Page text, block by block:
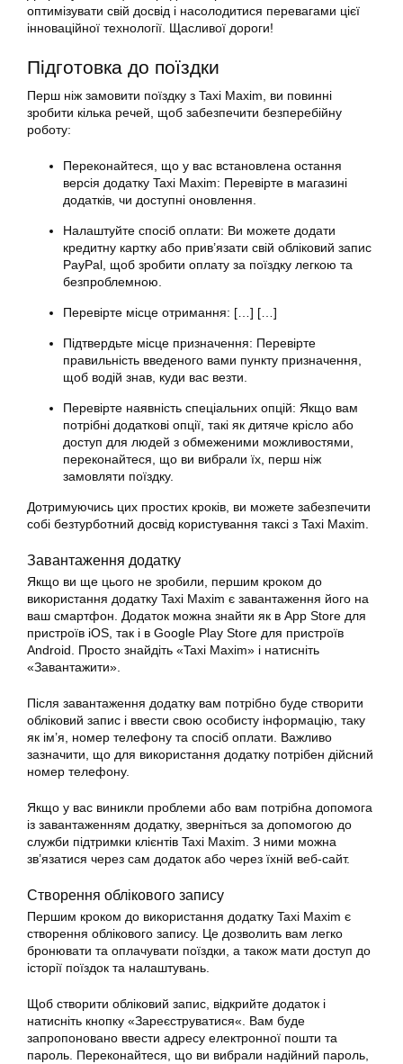
оптимізувати свій досвід і насолодитися перевагами цієї
інноваційної технології. Щасливої дороги!
Підготовка до поїздки
Перш ніж замовити поїздку з Taxi Maxim, ви повинні
зробити кілька речей, щоб забезпечити безперебійну
роботу:
Переконайтеся, що у вас встановлена остання
версія додатку Taxi Maxim: Перевірте в магазині
додатків, чи доступні оновлення.
Налаштуйте спосіб оплати: Ви можете додати
кредитну картку або прив’язати свій обліковий запис
PayPal, щоб зробити оплату за поїздку легкою та
безпроблемною.
Перевірте місце отримання: […] […]
Підтвердьте місце призначення: Перевірте
правильність введеного вами пункту призначення,
щоб водій знав, куди вас везти.
Перевірте наявність спеціальних опцій: Якщо вам
потрібні додаткові опції, такі як дитяче крісло або
доступ для людей з обмеженими можливостями,
переконайтеся, що ви вибрали їх, перш ніж
замовляти поїздку.
Дотримуючись цих простих кроків, ви можете забезпечити
собі безтурботний досвід користування таксі з Taxi Maxim.
Завантаження додатку
Якщо ви ще цього не зробили, першим кроком до
використання додатку Taxi Maxim є завантаження його на
ваш смартфон. Додаток можна знайти як в App Store для
пристроїв iOS, так і в Google Play Store для пристроїв
Android. Просто знайдіть «Taxi Maxim» і натисніть
«Завантажити».
Після завантаження додатку вам потрібно буде створити
обліковий запис і ввести свою особисту інформацію, таку
як ім’я, номер телефону та спосіб оплати. Важливо
зазначити, що для використання додатку потрібен дійсний
номер телефону.
Якщо у вас виникли проблеми або вам потрібна допомога
із завантаженням додатку, зверніться за допомогою до
служби підтримки клієнтів Taxi Maxim. З ними можна
зв’язатися через сам додаток або через їхній веб-сайт.
Створення облікового запису
Першим кроком до використання додатку Taxi Maxim є
створення облікового запису. Це дозволить вам легко
бронювати та оплачувати поїздки, а також мати доступ до
історії поїздок та налаштувань.
Щоб створити обліковий запис, відкрийте додаток і
натисніть кнопку «Зареєструватися«. Вам буде
запропоновано ввести адресу електронної пошти та
пароль. Переконайтеся, що ви вибрали надійний пароль,